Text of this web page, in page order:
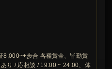
8,000~+歩合 各種賞金、皆勤賞
り / 応相談 / 19:00 ~ 24:00、体